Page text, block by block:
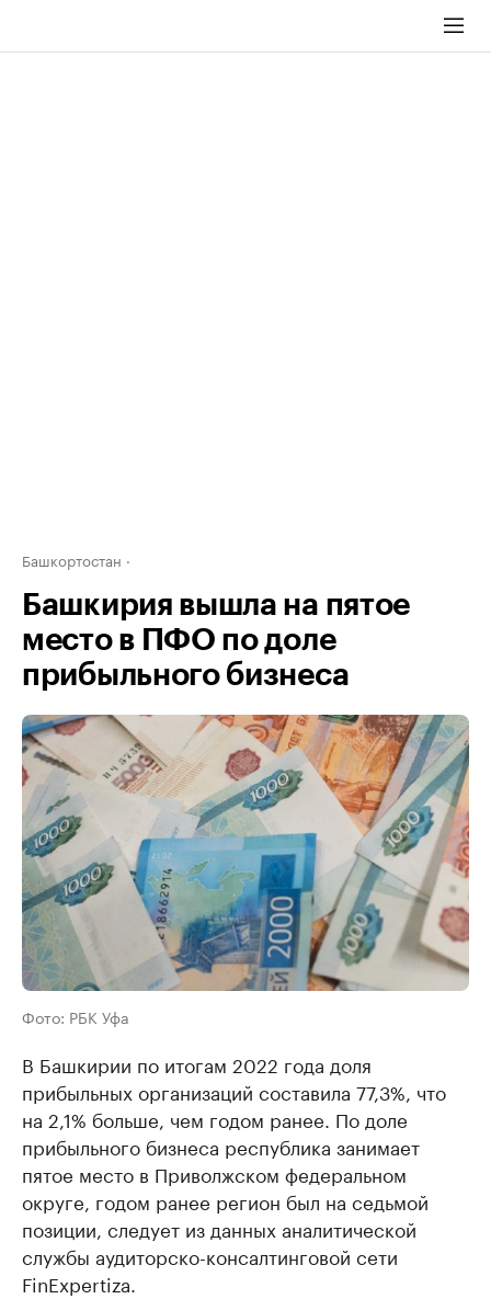
Башкортостан
Башкирия вышла на пятое
место в ПФО по доле
прибыльного бизнеса
Фото: РБК Уфа
В Башкирии по итогам 2022 года доля
прибыльных организаций составила 77,3%, что
на 2,1% больше, чем годом ранее. По доле
прибыльного бизнеса республика занимает
пятое место в Приволжском федеральном
округе, годом ранее регион был на седьмой
позиции, следует из данных аналитической
службы аудиторско-консалтинговой сети
FinExpertiza.